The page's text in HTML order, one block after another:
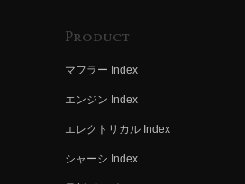
Product
マフラー Index
エンジン Index
エレクトリカル Index
シャーシ Index